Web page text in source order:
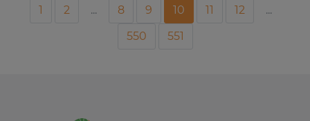
1 2 ... 8 9 10 11 12
...
550
551